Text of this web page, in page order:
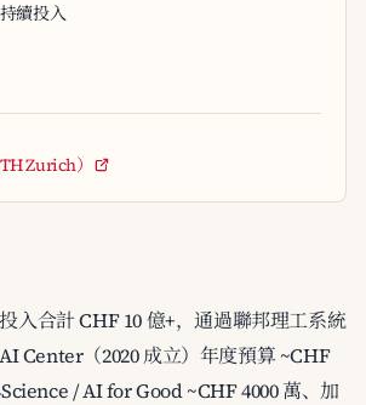
續投入
Zurich）
入合計 CHF 10 億+，通過聯邦理工系統
Center（2020 成立）年度預算 ~CHF
/ AI for Good ~CHF 4000 萬、加